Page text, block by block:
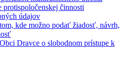
protispoločenskej činnosti
údajov
kde možno podať žiadosť, návrh,
Dravce o slobodnom prístupe k